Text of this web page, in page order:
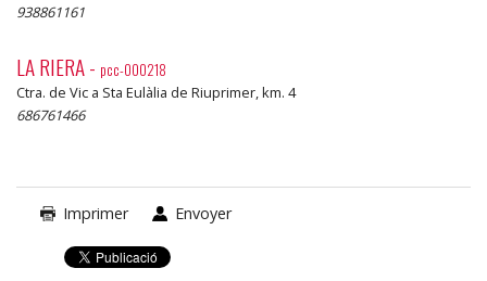
938861161
LA RIERA- pcc-000218
Ctra. de Vic a Sta Eulàlia de Riuprimer, km. 4
686761466
Imprimer Envoyer